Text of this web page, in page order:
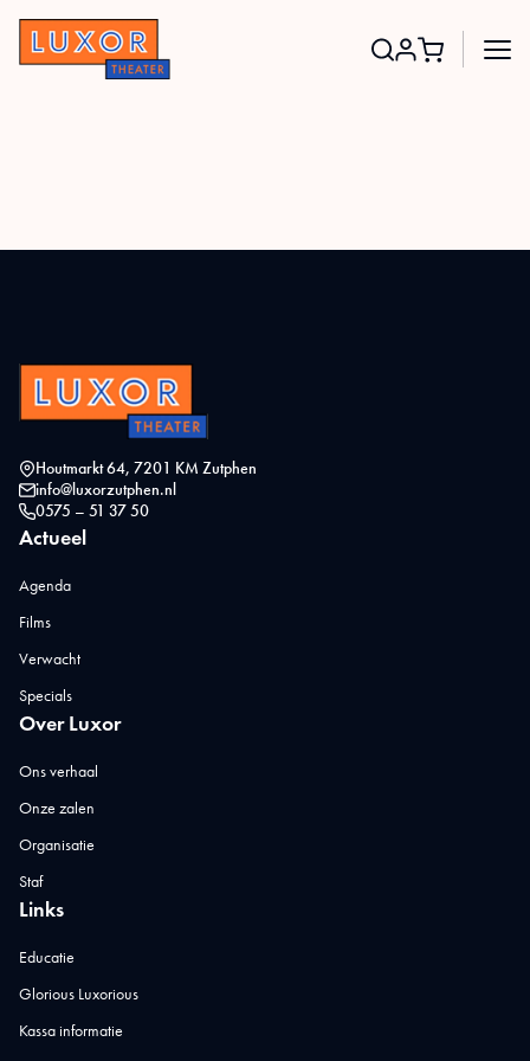
Houtmarkt 64, 7201 KM Zutphen
info@luxorzutphen.nl
0575 – 51 37 50
Actueel
Agenda
Films
Verwacht
Specials
Over Luxor
Ons verhaal
Onze zalen
Organisatie
Staf
Links
Educatie
Glorious Luxorious
Kassa informatie